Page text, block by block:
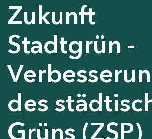
Zukunft
Stadtgrün -
des
Grüns (ZSP)